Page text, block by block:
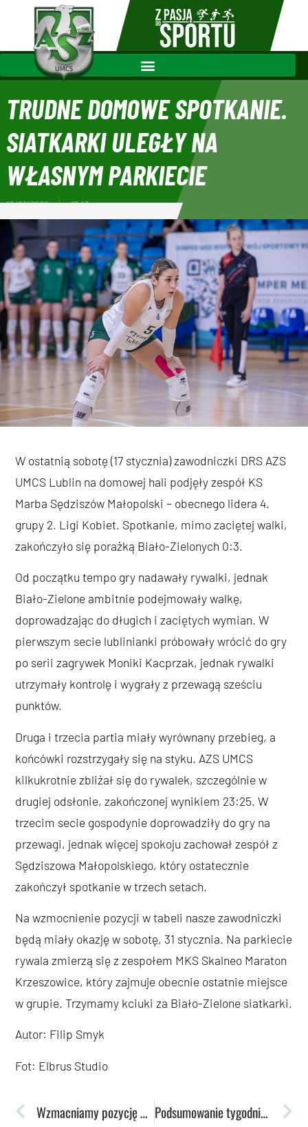
TRUDNE DOMOWE SPOTKANIE.
SIATKARKI ULEGŁY NA
WŁASNYM PARKIECIE
19/01/2026 17:13
W ostatnią sobotę (17 stycznia) zawodniczki DRS AZS
UMCS Lublin na domowej hali podjęły zespół KS
Marba Sędziszów Małopolski – obecnego lidera 4.
grupy 2. Ligi Kobiet. Spotkanie, mimo zaciętej walki,
zakończyło się porażką Biało-Zielonych 0:3.
Od początku tempo gry nadawały rywalki, jednak
Biało-Zielone ambitnie podejmowały walkę,
doprowadzając do długich i zaciętych wymian. W
pierwszym secie lublinianki próbowały wrócić do gry
po serii zagrywek Moniki Kacprzak, jednak rywalki
utrzymały kontrolę i wygrały z przewagą sześciu
punktów.
Druga i trzecia partia miały wyrównany przebieg, a
końcówki rozstrzygały się na styku. AZS UMCS
kilkukrotnie zbliżał się do rywalek, szczególnie w
drugiej odsłonie, zakończonej wynikiem 23:25. W
trzecim secie gospodynie doprowadziły do gry na
przewagi, jednak więcej spokoju zachował zespół z
Sędziszowa Małopolskiego, który ostatecznie
zakończył spotkanie w trzech setach.
Na wzmocnienie pozycji w tabeli nasze zawodniczki
będą miały okazję w sobotę, 31 stycznia. Na parkiecie
rywala zmierzą się z zespołem MKS Skalneo Maraton
Krzeszowice, który zajmuje obecnie ostatnie miejsce
w grupie. Trzymamy kciuki za Biało-Zielone siatkarki.
Autor: Filip Smyk
Fot: Elbrus Studio
Wzmacniamy pozycję w lidze. „Akademiczki” wygrywają we Wrocławiu. Podsumowanie tygodnia: Trudne chwile siatkarek i ważne zwycięstwa koszykarek